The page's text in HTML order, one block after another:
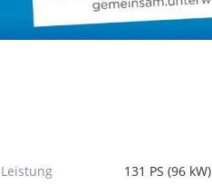
Leistung
131 PS (96 kW)